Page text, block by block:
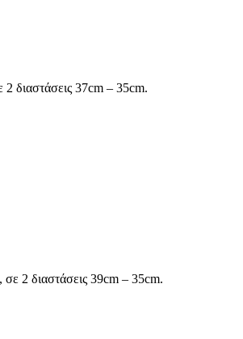
διαστάσεις 37cm – 35cm.
2 διαστάσεις 39cm – 35cm.